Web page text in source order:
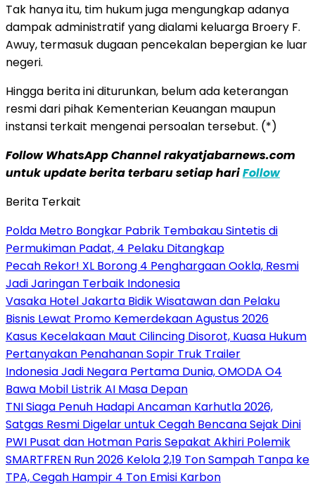
Tak hanya itu, tim hukum juga mengungkap adanya
dampak administratif yang dialami keluarga Broery F.
Awuy, termasuk dugaan pencekalan bepergian ke luar
negeri.
Hingga berita ini diturunkan, belum ada keterangan
resmi dari pihak Kementerian Keuangan maupun
instansi terkait mengenai persoalan tersebut. (*)
Follow WhatsApp Channel rakyatjabarnews.com
untuk update berita terbaru setiap hariFollow
Berita Terkait
Polda Metro Bongkar Pabrik Tembakau Sintetis di
Permukiman Padat, 4 Pelaku Ditangkap
Pecah Rekor! XL Borong 4 Penghargaan Ookla, Resmi
Jadi Jaringan Terbaik Indonesia
Vasaka Hotel Jakarta Bidik Wisatawan dan Pelaku
Bisnis Lewat Promo Kemerdekaan Agustus 2026
Kasus Kecelakaan Maut Cilincing Disorot, Kuasa Hukum
Pertanyakan Penahanan Sopir Truk Trailer
Indonesia Jadi Negara Pertama Dunia, OMODA O4
Bawa Mobil Listrik AI Masa Depan
TNI Siaga Penuh Hadapi Ancaman Karhutla 2026,
Satgas Resmi Digelar untuk Cegah Bencana Sejak Dini
PWI Pusat dan Hotman Paris Sepakat Akhiri Polemik
SMARTFREN Run 2026 Kelola 2,19 Ton Sampah Tanpa ke
TPA, Cegah Hampir 4 Ton Emisi Karbon